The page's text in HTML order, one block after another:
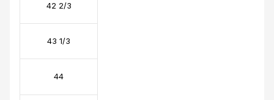
42 2/3
43 1/3
44